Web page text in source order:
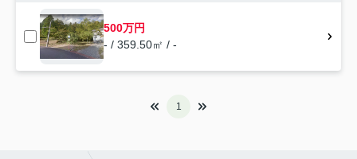
500万円
- / 359.50㎡ / -
1